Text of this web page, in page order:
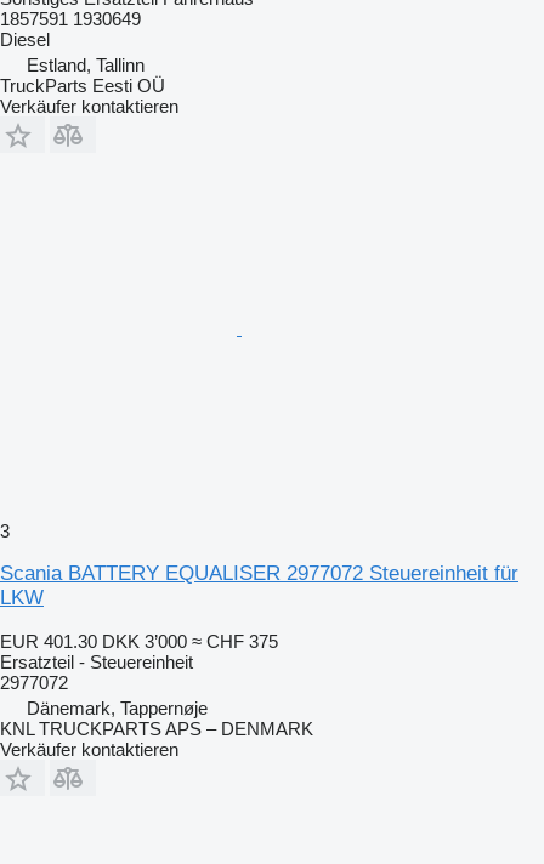
1857591 1930649
Diesel
Estland, Tallinn
TruckParts Eesti OÜ
Verkäufer kontaktieren
3
Scania BATTERY EQUALISER 2977072 Steuereinheit für
LKW
EUR 401.30 DKK 3’000 ≈ CHF 375
Ersatzteil - Steuereinheit
2977072
Dänemark, Tappernøje
KNL TRUCKPARTS APS – DENMARK
Verkäufer kontaktieren